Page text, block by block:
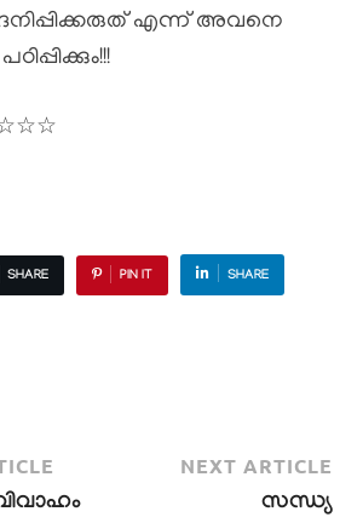
എന്ന് അവനെ
SHARE PIN IT SHARE
NEXT ARTICLE
സന്ധ്യ